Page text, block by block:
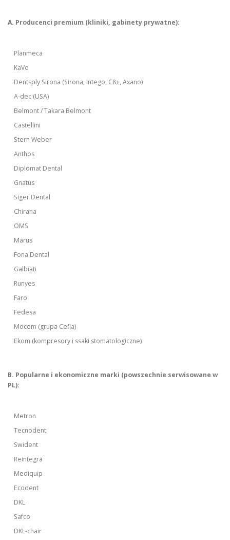
A. Producenci premium (kliniki, gabinety prywatne):
Planmeca
KaVo
Dentsply Sirona (Sirona, Intego, C8+, Axano)
A-dec (USA)
Belmont / Takara Belmont
Castellini
Stern Weber
Anthos
Diplomat Dental
Gnatus
Siger Dental
Chirana
OMS
Marus
Fona Dental
Galbiati
Runyes
Faro
Fedesa
Mocom (grupa Cefla)
Ekom (kompresory i ssaki stomatologiczne)
B. Popularne i ekonomiczne marki (powszechnie serwisowane w
PL):
Metron
Tecnodent
Swident
Reintegra
Mediquip
Ecodent
DKL
Safco
DKL-chair